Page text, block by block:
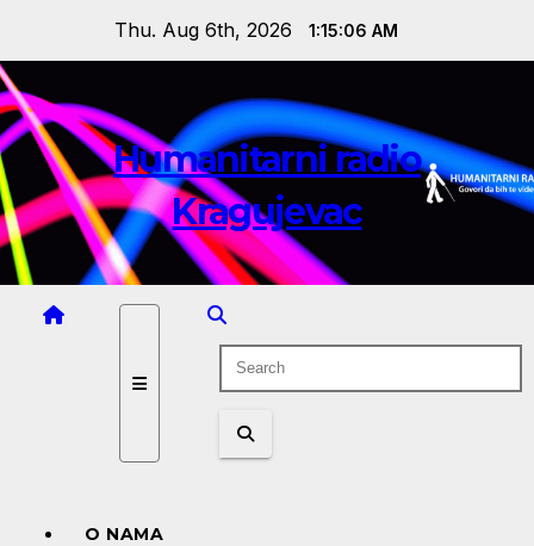
content
Thu. Aug 6th, 2026 1:15:06 AM
Humanitarni radio
Kragujevac
O NAMA